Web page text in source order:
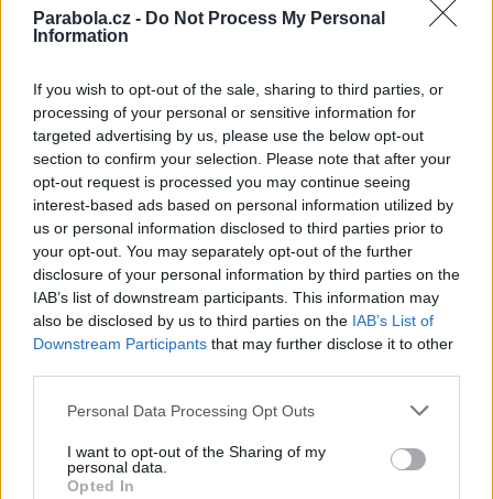
Parabola.cz - Do Not Process My Personal
Information
If you wish to opt-out of the sale, sharing to third parties, or
processing of your personal or sensitive information for
targeted advertising by us, please use the below opt-out
section to confirm your selection. Please note that after your
opt-out request is processed you may continue seeing
interest-based ads based on personal information utilized by
us or personal information disclosed to third parties prior to
your opt-out. You may separately opt-out of the further
disclosure of your personal information by third parties on the
IAB’s list of downstream participants. This information may
also be disclosed by us to third parties on the IAB’s List of
Downstream Participants that may further disclose it to other
Personal Data Processing Opt Outs
I want to opt-out of the Sharing of my
personal data.
Opted In
komentáře čtenářů
Přečtěte si také
Lokální tvorba táhne: více než polovina televizní sledovanosti patří
českému obsahu
Čtenáři levnější televizi za více reklam většinově odmítají
Německo: Satelit je nejrozšířenějším způsobem příjmu TV
Reklama
Pracovní nabídky
Bosch Powertrain s.r.o. Jihlava • linkový střídač • mzda
48.400 Kč • příspěvek na ubytování (Jihlava, okres Jihlava)
48.400 Kč • náborový bonus 50.000 Kč • příspěvek na ubytování
06.08.2026 - Bosch Powertrain s.r.o. Jihlava • CNC operátor• mzda
Kč • náborový bonus 50.000 Kč • příspěvek na ubytování (Jihlava,
Jihlava)